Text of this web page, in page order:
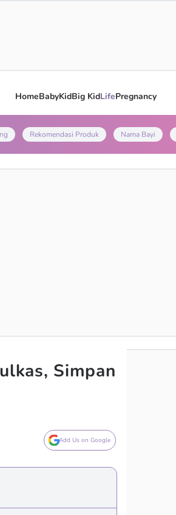
HomeBabyKidBig KidLifePregnancy
Rekomendasi Produk Nama Bayi
Simpan
Add Us on Google